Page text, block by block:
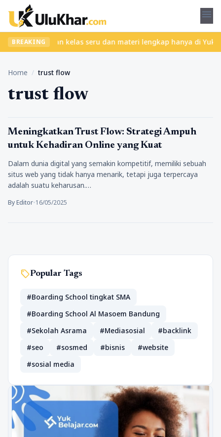
menu
BREAKING
Temukan kelas seru dan materi lengkap hanya di
Home / trust flow
trust flow
Bisnis
Meningkatkan Trust Flow: Strategi Ampuh
untuk Kehadiran Online yang Kuat
Dalam dunia digital yang semakin kompetitif, memiliki sebuah
situs web yang tidak hanya menarik, tetapi juga terpercaya
adalah suatu keharusan.…
By Editor•16/05/2025
sellPopular Tags
#Boarding School tingkat SMA
#Boarding School Al Masoem Bandung
#Sekolah Asrama
#Mediasosial
#backlink
#seo
#sosmed #bisnis
#website
#sosial media